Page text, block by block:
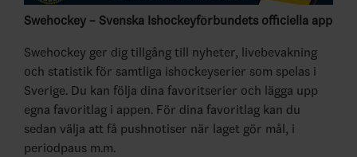
Swehockey – Svenska Ishockeyförbundets officiella app
Swehockey ger dig tillgång till nyheter, livebevakning
och statistik för samtliga ishockeyserier som spelas i
Sverige. Du kan följa dina favoritserier och lägga upp
egna favoritlag i appen. För dina favoritlag kan du
sedan välja att få pushnotiser när laget gör mål, i
periodpaus m.m.